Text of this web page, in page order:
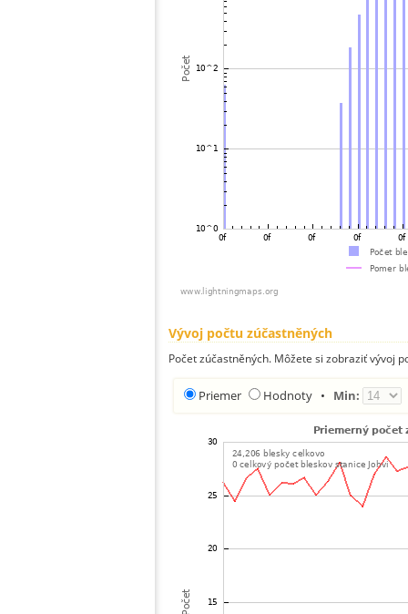
Vývoj počtu zúčastněných
Počet zúčastněných. Môžete si zobraziť vývoj
Priemer Hodnoty • Min: